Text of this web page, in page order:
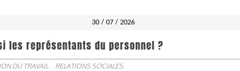
30 / 07 / 2026
les représentants du personnel ?
DU TRAVAIL RELATIONS SOCIALES